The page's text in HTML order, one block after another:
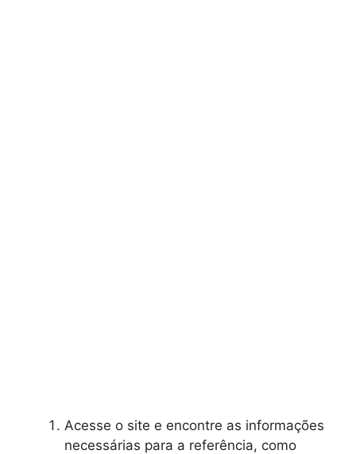
Acesse o site e encontre as informações
necessárias para a referência, como